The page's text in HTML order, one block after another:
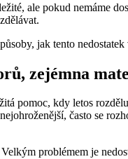
ale pokud nemáme
jak tento nedostatek
zejémna
pomoc, kdy letos
často se
problémem je